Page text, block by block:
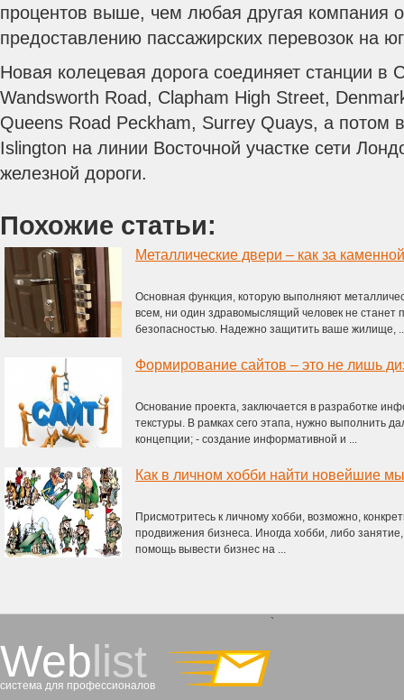
процентов выше, чем любая другая компания
предоставлению пассажирских перевозок на
Новая колецевая дорога соединяет станции в
Wandsworth Road, Clapham High Street,
Queens Road Peckham, Surrey Quays, а потом
Islington на линии Восточной участке сети
железной дороги.
Похожие статьи:
Металлические двери – как за
Основная функция, которую выполняют
всем, ни один здравомыслящий человек не станет
безопасностью. Надежно защитить ваше жилище,
Формирование сайтов – это не лишь
Основание проекта, заключается в разработке
текстуры. В рамках сего этапа, нужно выполнить
концепции; - создание информативной и ...
Как в личном хобби найти новейшие
Присмотритесь к личному хобби, возможно,
продвижения бизнеса. Иногда хобби, либо
помощь вывести бизнес на ...
Weblist
система для профессионалов
`